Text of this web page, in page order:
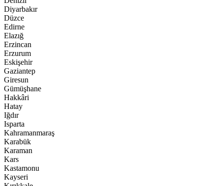
Diyarbakır
Düzce
Edirne
Elazığ
Erzincan
Erzurum
Eskişehir
Gaziantep
Giresun
Gümüşhane
Hakkâri
Hatay
Iğdır
Isparta
Kahramanmaraş
Karabük
Karaman
Kars
Kastamonu
Kayseri